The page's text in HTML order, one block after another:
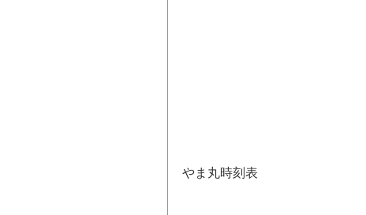
やま丸時刻表